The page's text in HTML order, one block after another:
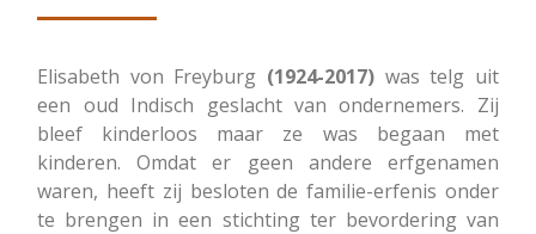
Elisabeth von Freyburg (1924-2017) was telg uit
een oud Indisch geslacht van ondernemers. Zij
bleef kinderloos maar ze was begaan met
kinderen. Omdat er geen andere erfgenamen
waren, heeft zij besloten de familie-erfenis onder
te brengen in een stichting ter bevordering van